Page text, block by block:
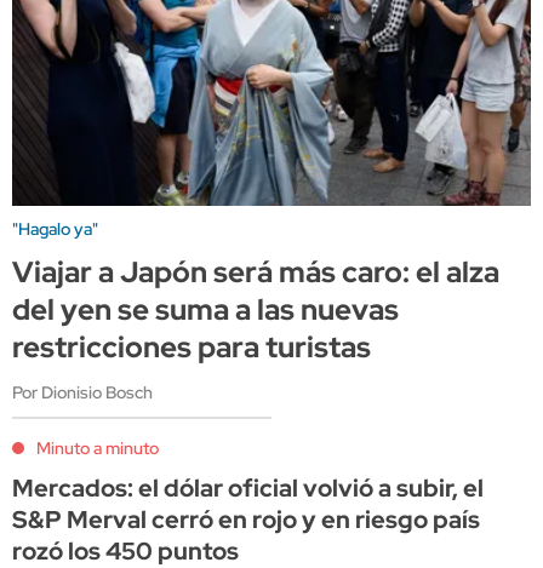
"Hagalo ya"
Viajar a Japón será más caro: el alza
del yen se suma a las nuevas
restricciones para turistas
Por Dionisio Bosch
Minuto a minuto
Mercados: el dólar oficial volvió a subir, el
S&P Merval cerró en rojo y en riesgo país
rozó los 450 puntos